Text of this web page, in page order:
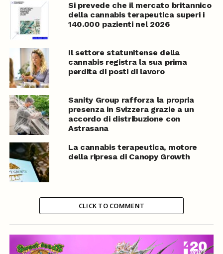
Si prevede che il mercato britannico
della cannabis terapeutica superi i
140.000 pazienti nel 2026
Il settore statunitense della
cannabis registra la sua prima
perdita di posti di lavoro
Sanity Group rafforza la propria
presenza in Svizzera grazie a un
accordo di distribuzione con
Astrasana
La cannabis terapeutica, motore
della ripresa di Canopy Growth
CLICK TO COMMENT